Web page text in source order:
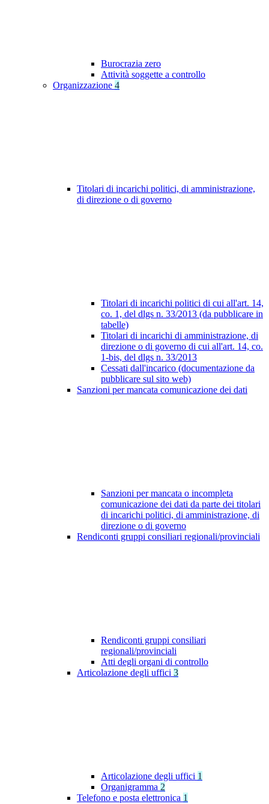
Burocrazia zero
Attività soggette a controllo
Organizzazione 4
Titolari di incarichi politici, di amministrazione,
di direzione o di governo
Titolari di incarichi politici di cui all'art. 14,
co. 1, del dlgs n. 33/2013 (da pubblicare in
tabelle)
Titolari di incarichi di amministrazione, di
direzione o di governo di cui all'art. 14, co.
1-bis, del dlgs n. 33/2013
Cessati dall'incarico (documentazione da
pubblicare sul sito web)
Sanzioni per mancata comunicazione dei dati
Sanzioni per mancata o incompleta
comunicazione dei dati da parte dei titolari
di incarichi politici, di amministrazione, di
direzione o di governo
Rendiconti gruppi consiliari regionali/provinciali
Rendiconti gruppi consiliari
regionali/provinciali
Atti degli organi di controllo
Articolazione degli uffici 3
Articolazione degli uffici 1
Organigramma 2
Telefono e posta elettronica 1